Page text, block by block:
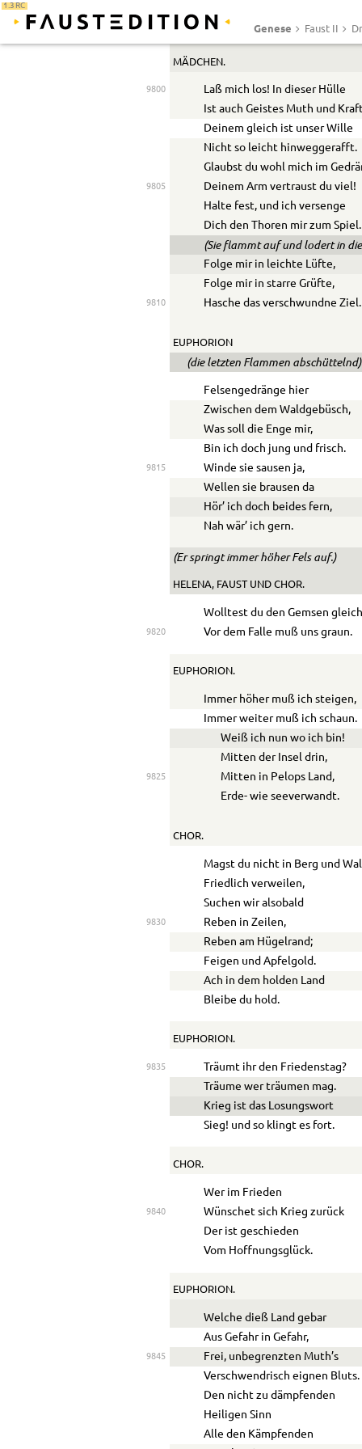
1.3 RC
Genese Faust II
Thue Kraft und Willen kund.
MÄDCHEN.
9800
Laß mich los! In dieser Hülle
Ist auch Geistes Muth und
Deinem gleich ist unser Wille
Nicht so leicht hinweggerafft.
Glaubst du wohl mich im
9805
Deinem Arm vertraust du viel!
Halte fest, und ich versenge
Dich den Thoren mir zum Spiel.
(Sie flammt auf und lodert in
Folge mir in leichte Lüfte,
Folge mir in starre Grüfte,
9810 Hasche das verschwundne Ziel.
EUPHORION
(die letzten Flammen
Felsengedränge hier
Zwischen dem Waldgebüsch,
Was soll die Enge mir,
Bin ich doch jung und frisch.
9815
Winde sie sausen ja,
Wellen sie brausen da
Hör’ ich doch beides fern,
Nah wär’ ich gern.
(Er springt immer höher Fels auf.)
HELENA, FAUSTUND CHOR.
Wolltest du den Gemsen
9820 Vor dem Falle muß uns graun.
EUPHORION.
Immer höher muß ich steigen,
Immer weiter muß ich schaun.
Weiß ich nun wo ich bin!
Mitten der Insel drin,
9825
Mitten in Pelops Land,
Erde- wie seeverwandt.
CHOR.
Magst du nicht in Berg und
Friedlich verweilen,
Suchen wir alsobald
9830
Reben in Zeilen,
Reben am Hügelrand;
Feigen und Apfelgold.
Ach in dem holden Land
Bleibe du hold.
EUPHORION.
9835
Träumt ihr den Friedenstag?
Träume wer träumen mag.
Krieg ist das Losungswort
Sieg! und so klingt es fort.
CHOR.
Wer im Frieden
9840
Wünschet sich Krieg zurück
Der ist geschieden
Vom Hoffnungsglück.
EUPHORION.
Welche dieß Land gebar
Aus Gefahr in Gefahr,
9845
Frei, unbegrenzten Muth’s
Verschwendrisch eignen Bluts.
Den nicht zu dämpfenden
Heiligen Sinn
Alle den Kämpfenden